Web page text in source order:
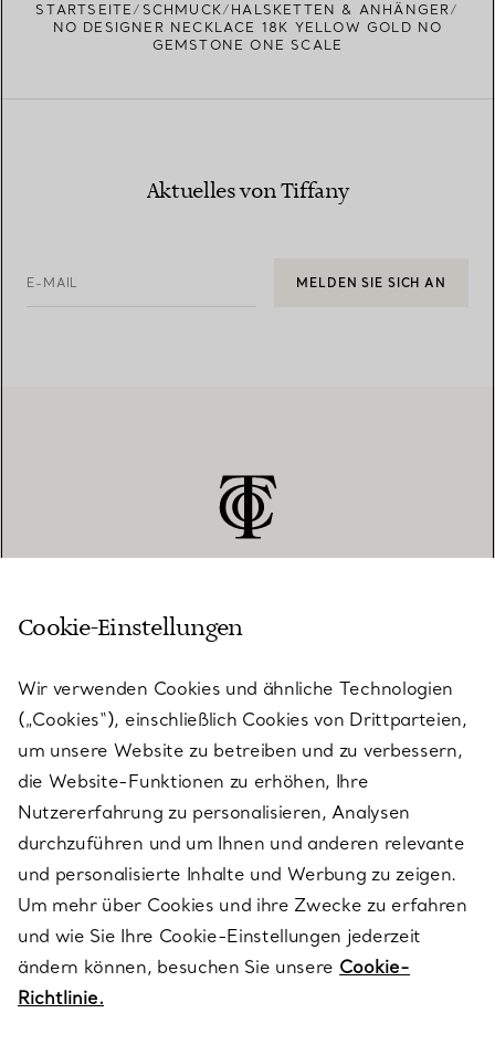
STARTSEITE SCHMUCK
HALSKETTEN & ANHÄNGER
NO DESIGNER NECKLACE 18K YELLOW GOLD NO
GEMSTONE ONE SCALE
Aktuelles von Tiffany
E-MAIL MELDEN SIE SICH AN
KUNDENSERVICE
SERVICES
ÜBER TIFFANY & CO.
RECHTLICHE HINWEISE
FOLGEN SIE UNS
Cookie-Einstellungen
Wir verwenden Cookies und ähnliche Technologien
(„Cookies“), einschließlich Cookies von Drittparteien,
um unsere Website zu betreiben und zu verbessern,
die Website-Funktionen zu erhöhen, Ihre
Nutzererfahrung zu personalisieren, Analysen
durchzuführen und um Ihnen und anderen relevante
und personalisierte Inhalte und Werbung zu zeigen.
Um mehr über Cookies und ihre Zwecke zu erfahren
und wie Sie Ihre Cookie-Einstellungen jederzeit
ändern können, besuchen Sie unsere Cookie-
Richtlinie.